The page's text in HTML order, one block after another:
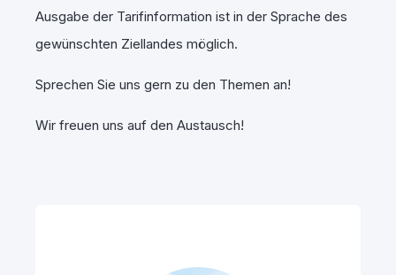
Ausgabe der Tarifinformation ist in der Sprache des
gewünschten Ziellandes möglich.
Sprechen Sie uns gern zu den Themen an!
Wir freuen uns auf den Austausch!